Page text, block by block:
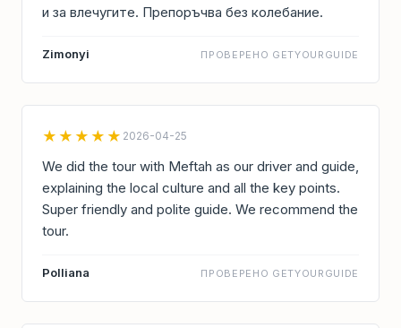
и за влечугите. Препоръчва без колебание.
Zimonyi ПРОВЕРЕНО GETYOURGUIDE
★★★★★ 2026-04-25
We did the tour with Meftah as our driver and guide,
explaining the local culture and all the key points.
Super friendly and polite guide. We recommend the
tour.
Polliana ПРОВЕРЕНО GETYOURGUIDE